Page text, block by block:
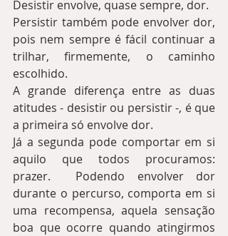
Desistir envolve, quase sempre, dor.
Persistir também pode envolver dor,
pois nem sempre é fácil continuar a
trilhar, firmemente, o caminho
escolhido.
A grande diferença entre as duas
atitudes - desistir ou persistir -, é que
a primeira só envolve dor.
Já a segunda pode comportar em si
aquilo que todos procuramos:
prazer.  Podendo envolver dor
durante o percurso, comporta em si
uma recompensa, aquela sensação
boa que ocorre quando atingirmos